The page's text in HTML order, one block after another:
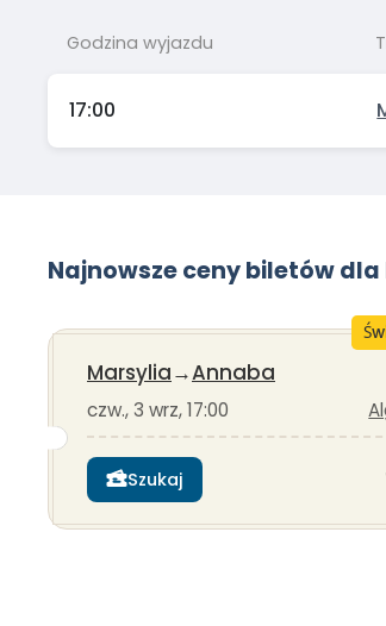
Godzina wyjazdu
17:00
Najnowsze ceny biletów
Marsylia→Annaba
czw., 3 wrz, 17:00
Szukaj